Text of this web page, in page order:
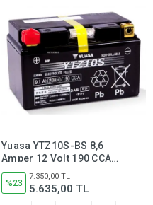
Yuasa YTZ10S-BS 8,6
Amper 12 Volt 190 CCA
Motosiklet Aküsü Bakım
Gerektirmez,ytz10sbs
%23
7.350,00 TL
5.635,00 TL